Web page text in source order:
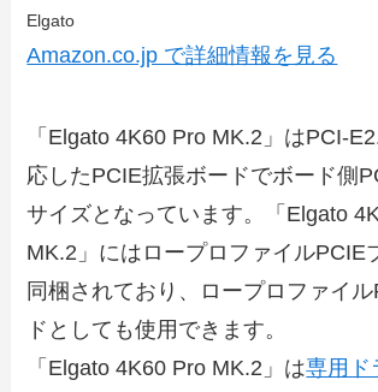
Elgato
Amazon.co.jp で詳細情報を見る
「Elgato 4K60 Pro MK.2」はPCI-
応したPCIE拡張ボードでボード側
サイズとなっています。「Elgato
MK.2」にはロープロファイルPCIE
同梱されており、ロープロファイ
ドとしても使用できます。
「Elgato 4K60 Pro MK.2」は専用ド